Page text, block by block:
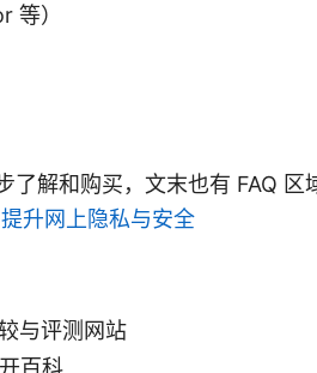
等）
解和购买，文末也有 FAQ 区
升网上隐私与安全
与评测网站
百科